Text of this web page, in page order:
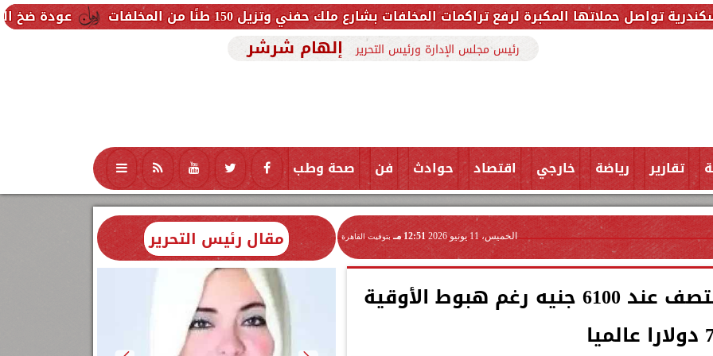
عودة ضخ المياه تدريجيًا لرفع تراكمات المخلفات بشارع ملك حفني وتزيل 150 طنًا من المخلفات
رئيس مجلس الإدارة ورئيس التحرير إلهام شرشر
تقارير رياضة خارجي اقتصاد حوادث فن صحة وطب تكنولوجيا منوعات محافظات
الخميس، 11 يونيو 2026 12:51 مـ بتوقيت القاهرة
سعر الذهب يتماسك بالمنتصف عند 6100 جنيه رغم هبوط الأوقية
مقال رئيس التحرير